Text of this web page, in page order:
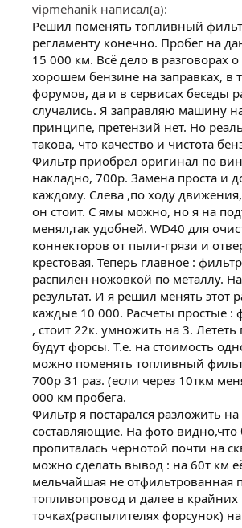
vipmehanik написал(а):
Решил поменять топливный
регламенту конечно. Пробег на
15 000 км. Всё дело в разговорах
хорошем бензине на заправках, в
форумов, да и в сервисах беседы
случались. Я заправляю машину
принципе, претензий нет. Но
такова, что качество и чистота
Фильтр приобрел оригинал по
накладно, 700р. Замена проста и
каждому. Слева ,по ходу
он стоит. С ямы можно, но я на
менял,так удобней. WD40 для
коннекторов от пыли-грязи и
крестовая. Теперь главное :
распилен ножовкой по металлу.
результат. И я решил менять этот
каждые 10 000. Расчеты простые :
, стоит 22к. умножить на 3.
будут форсы. Т.е. на стоимость
можно поменять топливный
700р 31 раз. (если через 10ткм
000 км пробега.
Фильтр я постарался разложить на
составляющие. На фото видно,что
пропиталась чернотой почти на
можно сделать вывод : на 60т км
мельчайшая не отфильтрованная
топливопровод и далее в крайних
точках(распылителях форсунок)